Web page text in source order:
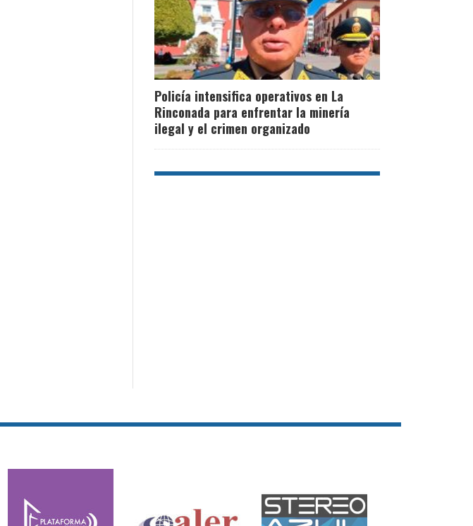
Policía intensifica operativos en La
Rinconada para enfrentar la minería
ilegal y el crimen organizado